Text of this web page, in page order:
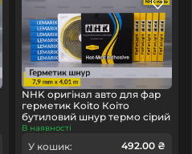
NHK оригінал авто для фар
герметик Koito Коіто
бутиловий шнур термо сірий
В наявності
У кошик: 492.00 ₴